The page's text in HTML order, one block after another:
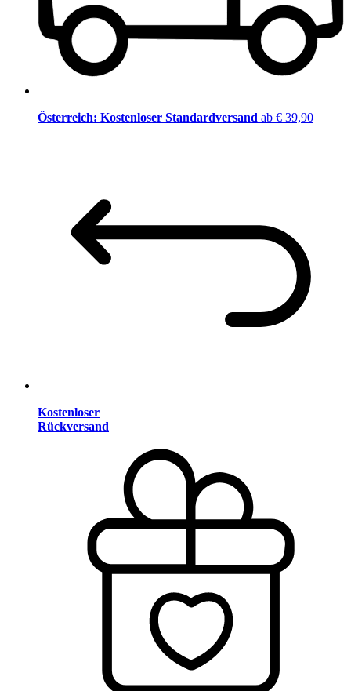
Österreich: Kostenloser Standardversand ab € 39,90
Kostenloser
Rückversand